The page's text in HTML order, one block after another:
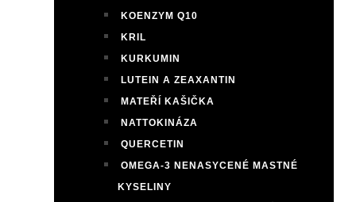
KOENZYM Q10
KRIL
KURKUMIN
LUTEIN A ZEAXANTIN
MATEŘÍ KAŠIČKA
NATTOKINÁZA
QUERCETIN
OMEGA-3 NENASYCENÉ MASTNÉ
KYSELINY